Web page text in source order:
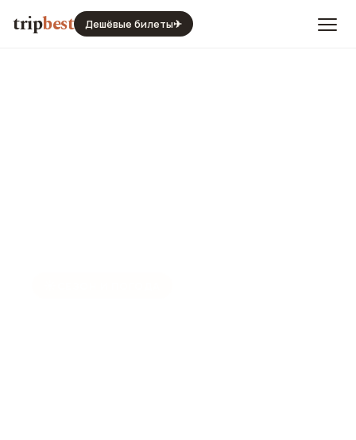
tripbest Дешёвые билеты✈